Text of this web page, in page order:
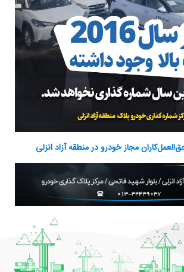
مجاز خودرو در منطقه آزاد انزلی